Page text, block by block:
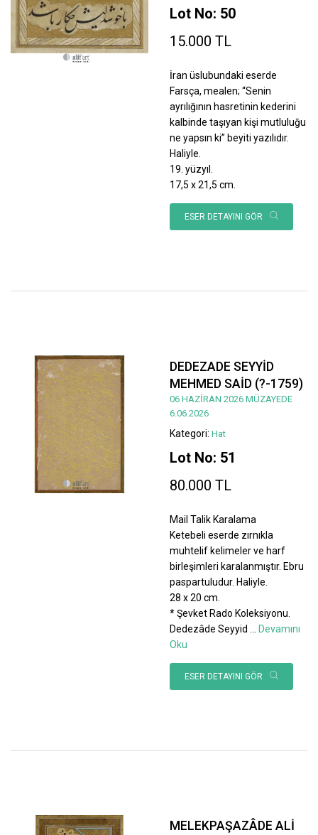
Lot No: 50
15.000 TL
İran üslubundaki eserde
Farsça, mealen; “Senin
ayrılığının hasretinin kederini
kalbinde taşıyan kişi mutluluğu
ne yapsın ki” beyiti yazılıdır.
Haliyle.
19. yüzyıl.
17,5 x 21,5 cm.
ESER DETAYINI GÖR
DEDEZADE SEYYİD
MEHMED SAİD (?-1759)
06 HAZİRAN 2026 MÜZAYEDE
6.06.2026
Kategori: Hat
Lot No: 51
80.000 TL
Mail Talik Karalama
Ketebeli eserde zırnıkla
muhtelif kelimeler ve harf
birleşimleri karalanmıştır. Ebru
paspartuludur. Haliyle.
28 x 20 cm.
* Şevket Rado Koleksiyonu.
Dedezâde Seyyid
Devamını
Oku
ESER DETAYINI GÖR
MELEKPAŞAZÂDE ALİ